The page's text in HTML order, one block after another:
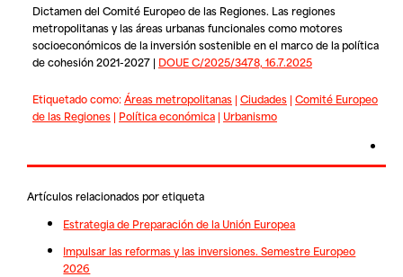
Dictamen del Comité Europeo de las Regiones. Las regiones
metropolitanas y las áreas urbanas funcionales como motores
socioeconómicos de la inversión sostenible en el marco de la política
de cohesión 2021-2027 | DOUE C/2025/3478, 16.7.2025
Etiquetado como:Áreas metropolitanas| Ciudades| Comité Europeo
de las Regiones| Política económica| Urbanismo
Artículos relacionados por etiqueta
Estrategia de Preparación de la Unión Europea
Impulsar las reformas y las inversiones. Semestre Europeo
2026